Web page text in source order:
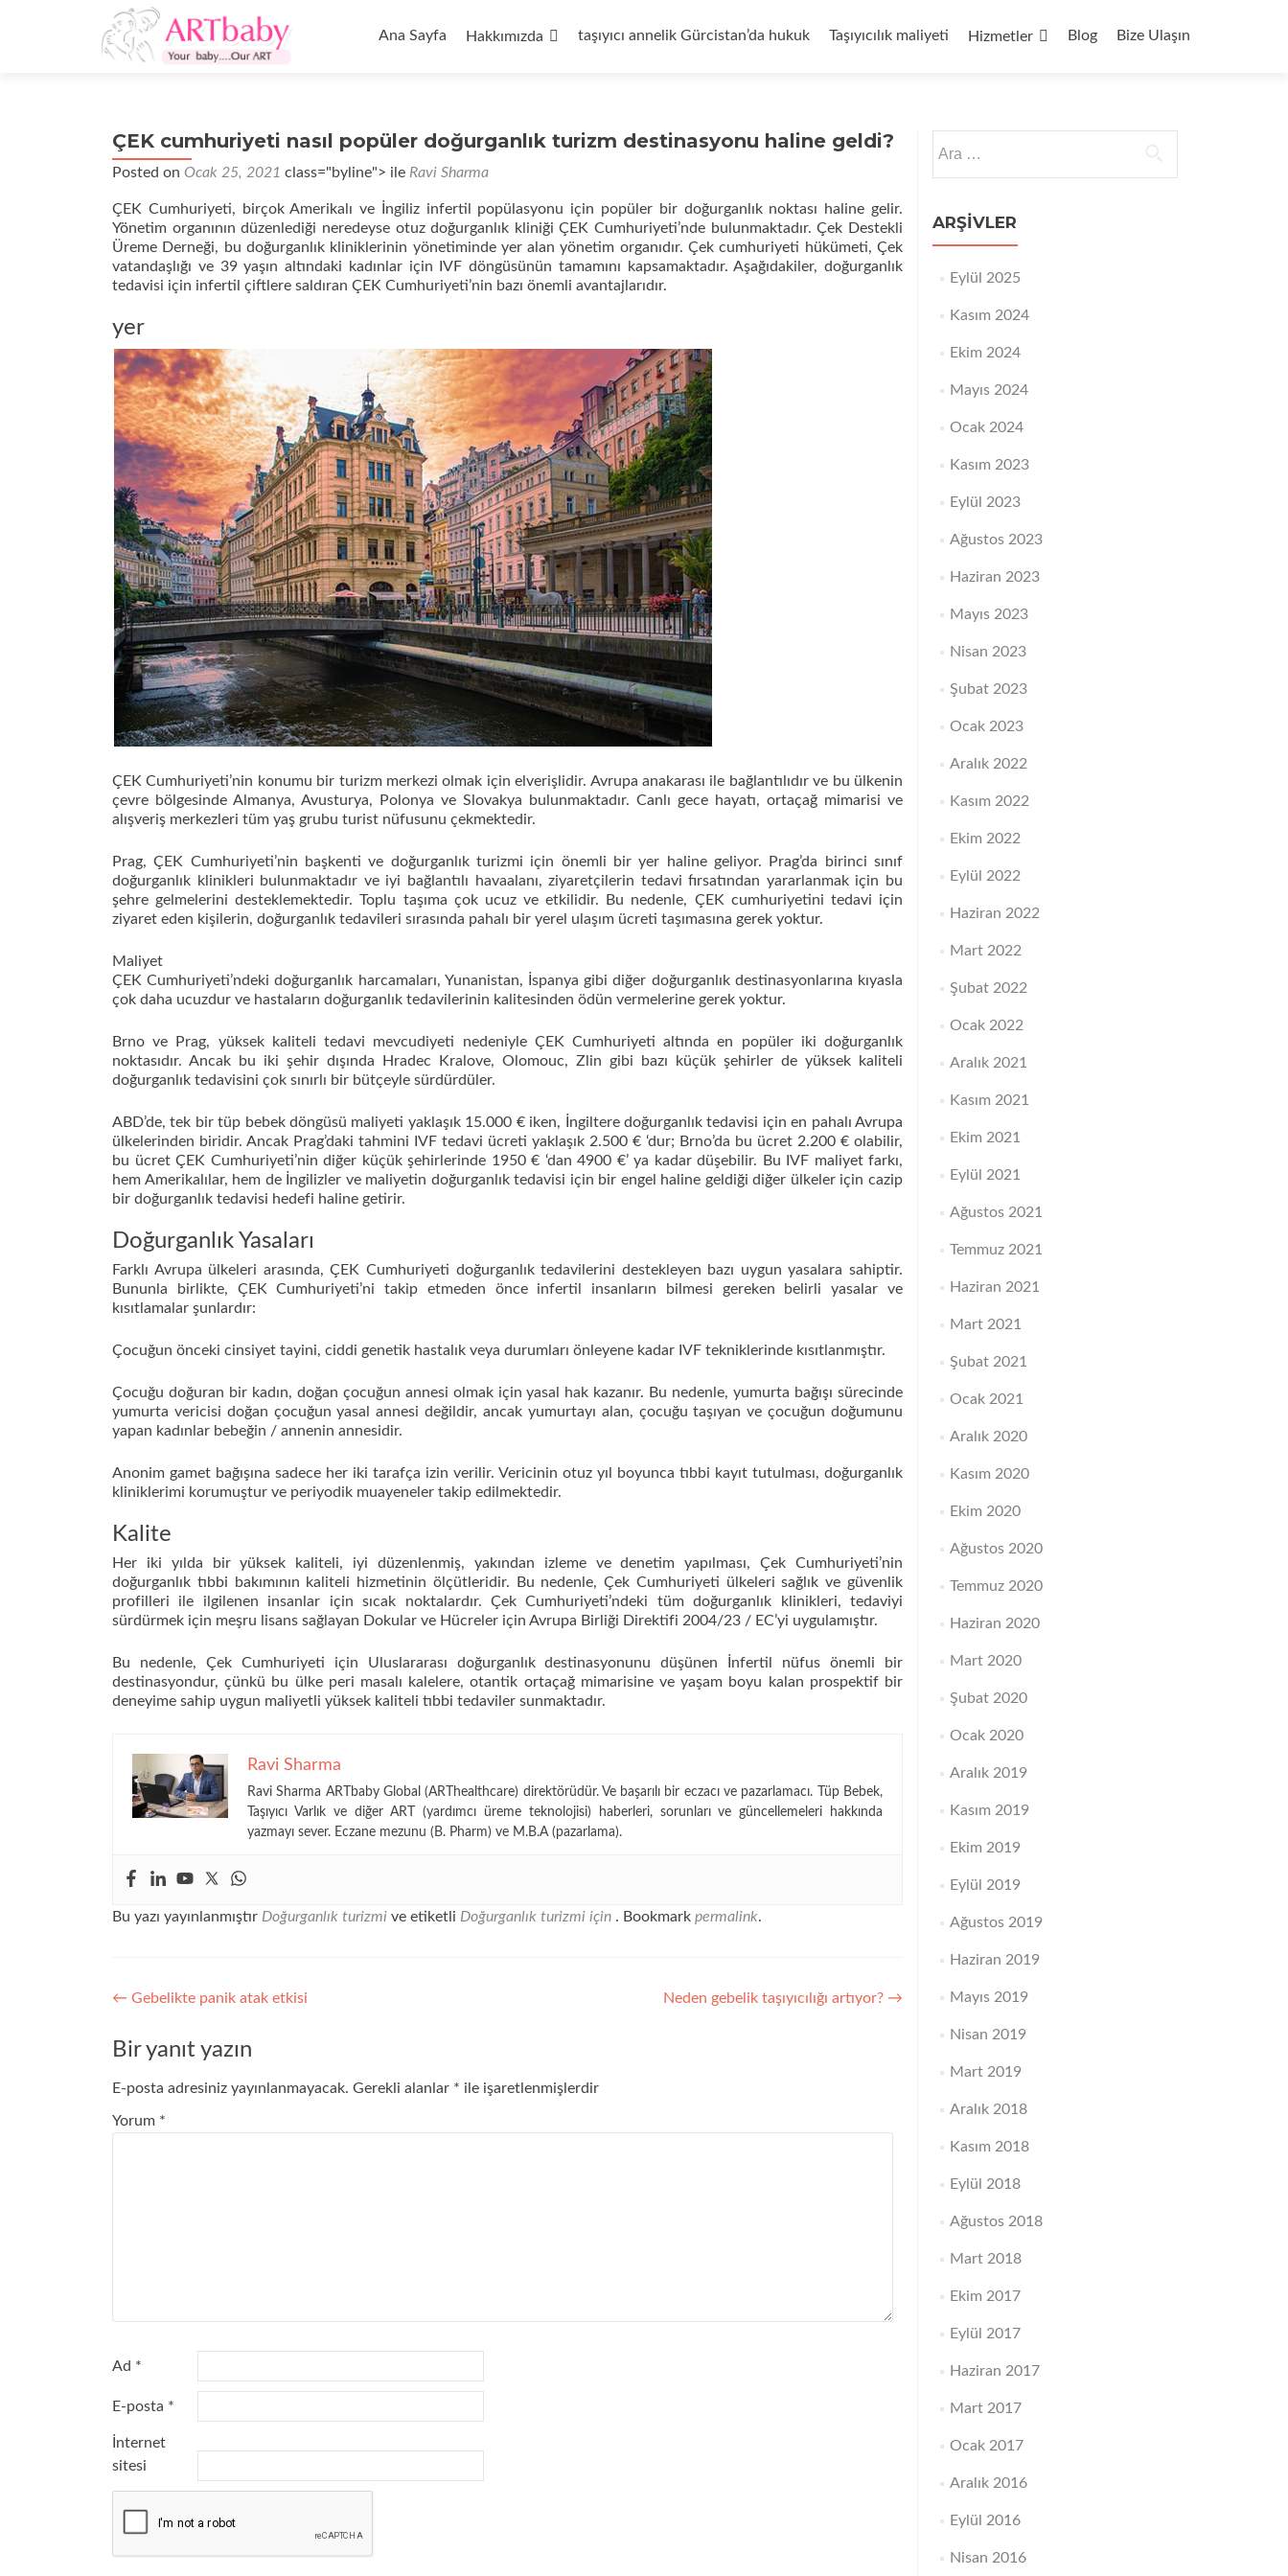
geç
Ana Sayfa Hakkımızda taşıyıcı annelik Gürcistan’da hukuk Taşıyıcılık maliyeti Hizmetler Blog Bize Ulaşın
ÇEK cumhuriyeti nasıl popüler doğurganlık turizm destinasyonu haline geldi?
Posted on Ocak 25, 2021 class="byline"> ile Ravi Sharma
ÇEK Cumhuriyeti, birçok Amerikalı ve İngiliz infertil popülasyonu için popüler bir doğurganlık noktası haline gelir.
Yönetim organının düzenlediği neredeyse otuz doğurganlık kliniği ÇEK Cumhuriyeti’nde bulunmaktadır. Çek Destekli
Üreme Derneği, bu doğurganlık kliniklerinin yönetiminde yer alan yönetim organıdır. Çek cumhuriyeti hükümeti, Çek
vatandaşlığı ve 39 yaşın altındaki kadınlar için IVF döngüsünün tamamını kapsamaktadır. Aşağıdakiler, doğurganlık
tedavisi için infertil çiftlere saldıran ÇEK Cumhuriyeti’nin bazı önemli avantajlarıdır.
yer
ÇEK Cumhuriyeti’nin konumu bir turizm merkezi olmak için elverişlidir. Avrupa anakarası ile bağlantılıdır ve bu ülkenin
çevre bölgesinde Almanya, Avusturya, Polonya ve Slovakya bulunmaktadır. Canlı gece hayatı, ortaçağ mimarisi ve
alışveriş merkezleri tüm yaş grubu turist nüfusunu çekmektedir.
Prag, ÇEK Cumhuriyeti’nin başkenti ve doğurganlık turizmi için önemli bir yer haline geliyor. Prag’da birinci sınıf
doğurganlık klinikleri bulunmaktadır ve iyi bağlantılı havaalanı, ziyaretçilerin tedavi fırsatından yararlanmak için bu
şehre gelmelerini desteklemektedir. Toplu taşıma çok ucuz ve etkilidir. Bu nedenle, ÇEK cumhuriyetini tedavi için
ziyaret eden kişilerin, doğurganlık tedavileri sırasında pahalı bir yerel ulaşım ücreti taşımasına gerek yoktur.
Maliyet
ÇEK Cumhuriyeti’ndeki doğurganlık harcamaları, Yunanistan, İspanya gibi diğer doğurganlık destinasyonlarına kıyasla
çok daha ucuzdur ve hastaların doğurganlık tedavilerinin kalitesinden ödün vermelerine gerek yoktur.
Brno ve Prag, yüksek kaliteli tedavi mevcudiyeti nedeniyle ÇEK Cumhuriyeti altında en popüler iki doğurganlık
noktasıdır. Ancak bu iki şehir dışında Hradec Kralove, Olomouc, Zlin gibi bazı küçük şehirler de yüksek kaliteli
doğurganlık tedavisini çok sınırlı bir bütçeyle sürdürdüler.
ABD’de, tek bir tüp bebek döngüsü maliyeti yaklaşık 15.000 € iken, İngiltere doğurganlık tedavisi için en pahalı Avrupa
ülkelerinden biridir. Ancak Prag’daki tahmini IVF tedavi ücreti yaklaşık 2.500 € ‘dur; Brno’da bu ücret 2.200 € olabilir,
bu ücret ÇEK Cumhuriyeti’nin diğer küçük şehirlerinde 1950 € ‘dan 4900 €’ ya kadar düşebilir. Bu IVF maliyet farkı,
hem Amerikalılar, hem de İngilizler ve maliyetin doğurganlık tedavisi için bir engel haline geldiği diğer ülkeler için cazip
bir doğurganlık tedavisi hedefi haline getirir.
Doğurganlık Yasaları
Farklı Avrupa ülkeleri arasında, ÇEK Cumhuriyeti doğurganlık tedavilerini destekleyen bazı uygun yasalara sahiptir.
Bununla birlikte, ÇEK Cumhuriyeti’ni takip etmeden önce infertil insanların bilmesi gereken belirli yasalar ve
kısıtlamalar şunlardır:
Çocuğun önceki cinsiyet tayini, ciddi genetik hastalık veya durumları önleyene kadar IVF tekniklerinde kısıtlanmıştır.
Çocuğu doğuran bir kadın, doğan çocuğun annesi olmak için yasal hak kazanır. Bu nedenle, yumurta bağışı sürecinde
yumurta vericisi doğan çocuğun yasal annesi değildir, ancak yumurtayı alan, çocuğu taşıyan ve çocuğun doğumunu
yapan kadınlar bebeğin / annenin annesidir.
Anonim gamet bağışına sadece her iki tarafça izin verilir. Vericinin otuz yıl boyunca tıbbi kayıt tutulması, doğurganlık
kliniklerimi korumuştur ve periyodik muayeneler takip edilmektedir.
Kalite
Her iki yılda bir yüksek kaliteli, iyi düzenlenmiş, yakından izleme ve denetim yapılması, Çek Cumhuriyeti’nin
doğurganlık tıbbi bakımının kaliteli hizmetinin ölçütleridir. Bu nedenle, Çek Cumhuriyeti ülkeleri sağlık ve güvenlik
profilleri ile ilgilenen insanlar için sıcak noktalardır. Çek Cumhuriyeti’ndeki tüm doğurganlık klinikleri, tedaviyi
sürdürmek için meşru lisans sağlayan Dokular ve Hücreler için Avrupa Birliği Direktifi 2004/23 / EC’yi uygulamıştır.
Bu nedenle, Çek Cumhuriyeti için Uluslararası doğurganlık destinasyonunu düşünen İnfertil nüfus önemli bir
destinasyondur, çünkü bu ülke peri masalı kalelere, otantik ortaçağ mimarisine ve yaşam boyu kalan prospektif bir
deneyime sahip uygun maliyetli yüksek kaliteli tıbbi tedaviler sunmaktadır.
Ravi Sharma
Ravi Sharma ARTbaby Global (ARThealthcare) direktörüdür. Ve başarılı bir eczacı ve pazarlamacı. Tüp Bebek,
Taşıyıcı Varlık ve diğer ART (yardımcı üreme teknolojisi) haberleri, sorunları ve güncellemeleri hakkında
yazmayı sever. Eczane mezunu (B. Pharm) ve M.B.A (pazarlama).
Bu yazı yayınlanmıştır Doğurganlık turizmi ve etiketli Doğurganlık turizmi için . Bookmark permalink.
Yazı
gezinmesi
← Gebelikte panik atak etkisi Neden gebelik taşıyıcılığı artıyor? →
Bir yanıt yazın
E-posta adresiniz yayınlanmayacak. Gerekli alanlar * ile işaretlenmişlerdir
Yorum *
Ad *
E-posta *
İnternet
sitesi
ARŞIVLER
Eylül 2025
Kasım 2024
Ekim 2024
Mayıs 2024
Ocak 2024
Kasım 2023
Eylül 2023
Ağustos 2023
Haziran 2023
Mayıs 2023
Nisan 2023
Şubat 2023
Ocak 2023
Aralık 2022
Kasım 2022
Ekim 2022
Eylül 2022
Haziran 2022
Mart 2022
Şubat 2022
Ocak 2022
Aralık 2021
Kasım 2021
Ekim 2021
Eylül 2021
Ağustos 2021
Temmuz 2021
Haziran 2021
Mart 2021
Şubat 2021
Ocak 2021
Aralık 2020
Kasım 2020
Ekim 2020
Ağustos 2020
Temmuz 2020
Haziran 2020
Mart 2020
Şubat 2020
Ocak 2020
Aralık 2019
Kasım 2019
Ekim 2019
Eylül 2019
Ağustos 2019
Haziran 2019
Mayıs 2019
Nisan 2019
Mart 2019
Aralık 2018
Kasım 2018
Eylül 2018
Ağustos 2018
Mart 2018
Ekim 2017
Eylül 2017
Haziran 2017
Mart 2017
Ocak 2017
Aralık 2016
Eylül 2016
Nisan 2016